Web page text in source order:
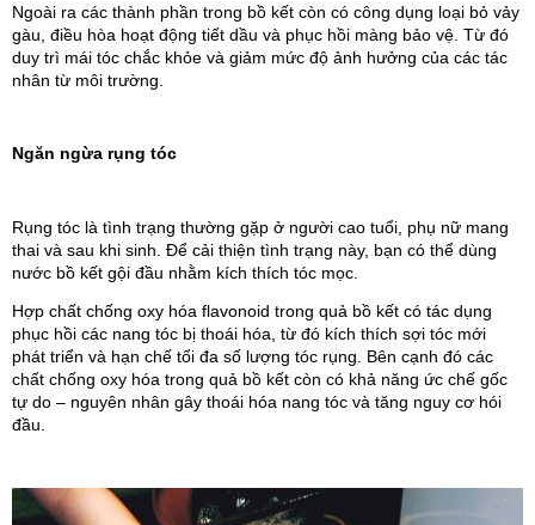
Ngoài ra các thành phần trong bồ kết còn có công dụng loại bỏ vảy
gàu, điều hòa hoạt động tiết dầu và phục hồi màng bảo vệ. Từ đó
duy trì mái tóc chắc khỏe và giảm mức độ ảnh hưởng của các tác
nhân từ môi trường.
Ngăn ngừa rụng tóc
Rụng tóc là tình trạng thường gặp ở người cao tuổi, phụ nữ mang
thai và sau khi sinh. Để cải thiện tình trạng này, bạn có thể dùng
nước bồ kết gội đầu nhằm kích thích tóc mọc.
Hợp chất chống oxy hóa flavonoid trong quả bồ kết có tác dụng
phục hồi các nang tóc bị thoái hóa, từ đó kích thích sợi tóc mới
phát triển và hạn chế tối đa số lượng tóc rụng. Bên cạnh đó các
chất chống oxy hóa trong quả bồ kết còn có khả năng ức chế gốc
tự do – nguyên nhân gây thoái hóa nang tóc và tăng nguy cơ hói
đầu.